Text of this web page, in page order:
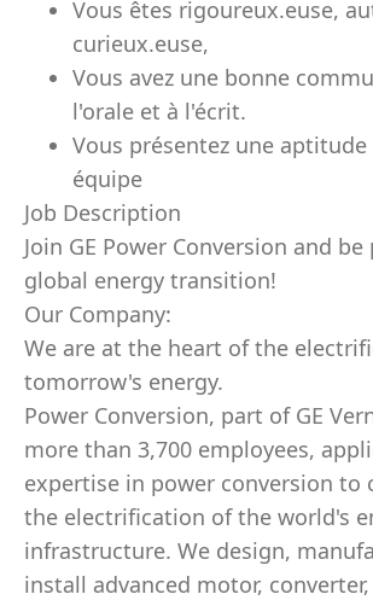
Vous êtes rigoureux.euse,
curieux.euse,
Vous avez une bonne
l'orale et à l'écrit.
Vous présentez une
équipe
Job Description
Join GE Power Conversion and
global energy transition!
Our Company:
We are at the heart of the
tomorrow's energy.
Power Conversion, part of GE
more than 3,700 employees,
expertise in power conversion to
the electrification of the world's
infrastructure. We design,
install advanced motor,